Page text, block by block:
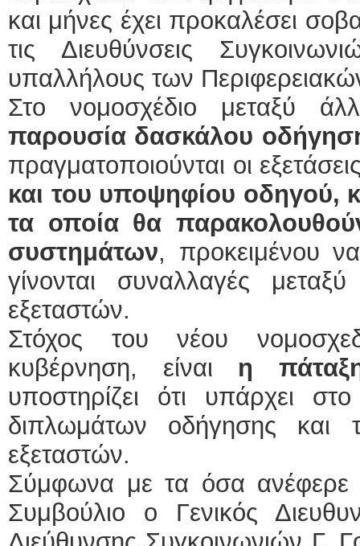
και μήνες έχει προκαλέσει
τις Διευθύνσεις
υπαλλήλους των
Στο νομοσχέδιο μεταξύ
παρουσία δασκάλου
πραγματοποιούνται οι
και του υποψηφίου οδηγού,
τα οποία θα
συστημάτων, προκειμένου
γίνονται συναλλαγές
εξεταστών.
Στόχος του νέου
κυβέρνηση, είναι η
υποστηρίζει ότι υπάρχει
διπλωμάτων οδήγησης και
εξεταστών.
Σύμφωνα με τα όσα ανέφερε
Συμβούλιο ο Γενικός